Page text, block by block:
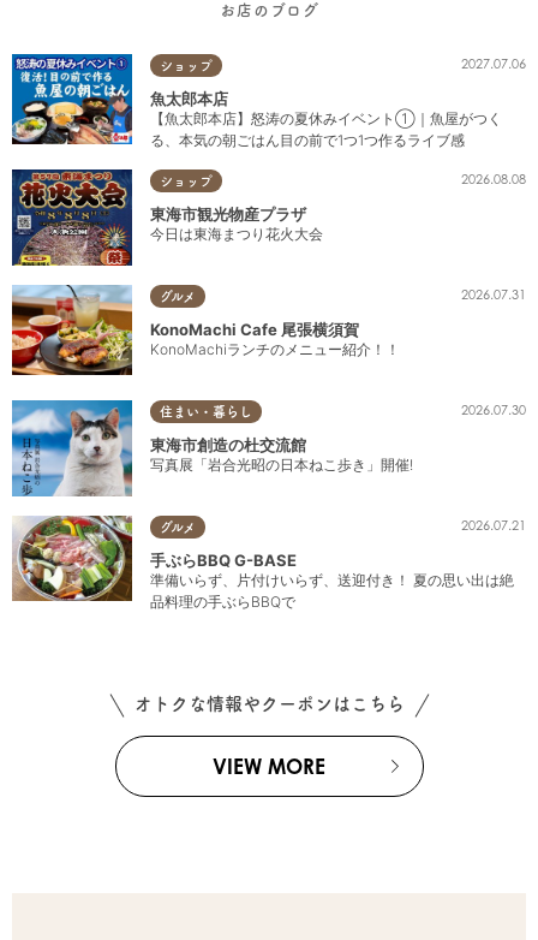
お店のブログ
ショップ 2027.07.06
魚太郎本店
【魚太郎本店】怒涛の夏休みイベント①｜魚屋がつく
る、本気の朝ごはん目の前で1つ1つ作るライブ感
ショップ 2026.08.08
東海市観光物産プラザ
今日は東海まつり花火大会
グルメ 2026.07.31
KonoMachi Cafe 尾張横須賀
KonoMachiランチのメニュー紹介！！
住まい・暮らし 2026.07.30
東海市創造の杜交流館
写真展「岩合光昭の日本ねこ歩き」開催!
グルメ 2026.07.21
手ぶらBBQ G-BASE
準備いらず、片付けいらず、送迎付き！ 夏の思い出は絶
品料理の手ぶらBBQで
オトクな情報やクーポンはこちら
VIEW MORE